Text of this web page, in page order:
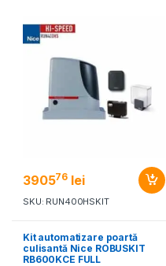
390576 lei
SKU: RUN400HSKIT
Kit automatizare poartă
culisantă Nice ROBUSKIT
RB600KCE FULL